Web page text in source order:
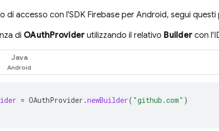
di accesso con l'SDK Firebase per Android, segui questi
di OAuthProvider utilizzando il relativo Builder con
Java
= OAuthProvider .newBuilder( "github.com" )